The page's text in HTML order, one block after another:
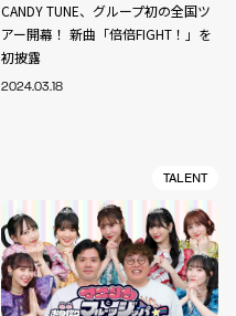
CANDY TUNE、グループ初の全国ツ
アー開幕！ 新曲「倍倍FIGHT！」を
初披露
2024.03.18
TALENT